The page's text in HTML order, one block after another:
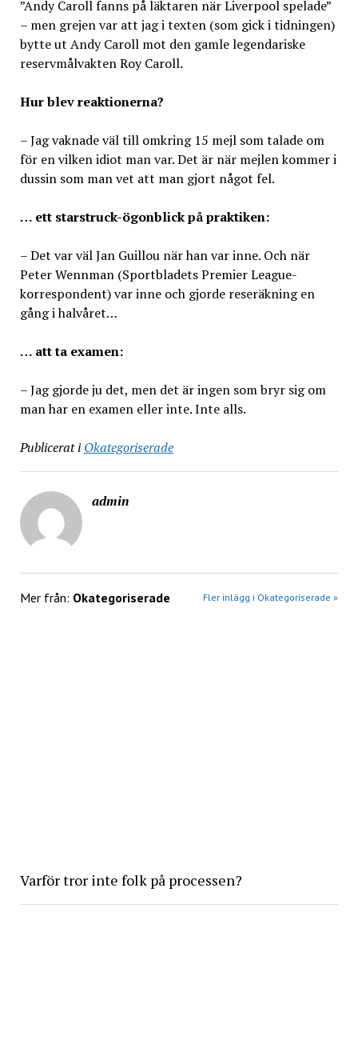
”Andy Caroll fanns på läktaren när Liverpool spelade”
– men grejen var att jag i texten (som gick i tidningen)
bytte ut Andy Caroll mot den gamle legendariske
reservmålvakten Roy Caroll.
Hur blev reaktionerna?
– Jag vaknade väl till omkring 15 mejl som talade om
för en vilken idiot man var. Det är när mejlen kommer i
dussin som man vet att man gjort något fel.
… ett starstruck-ögonblick på praktiken:
– Det var väl Jan Guillou när han var inne. Och när
Peter Wennman (Sportbladets Premier League-
korrespondent) var inne och gjorde reseräkning en
gång i halvåret…
… att ta examen:
– Jag gjorde ju det, men det är ingen som bryr sig om
man har en examen eller inte. Inte alls.
Publicerat i Okategoriserade
admin
Mer från: Okategoriserade Fler inlägg i Okategoriserade »
Varför tror inte folk på processen?